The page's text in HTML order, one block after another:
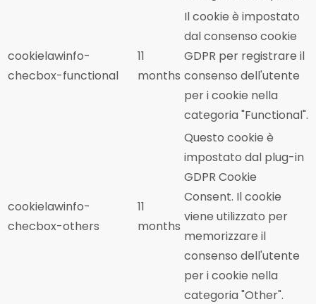
cookielawinfo-
checbox-functional
11
months
Il cookie è impostato
dal consenso cookie
GDPR per registrare il
consenso dell'utente
per i cookie nella
categoria "Functional".
cookielawinfo-
checbox-others
11
months
Questo cookie è
impostato dal plug-in
GDPR Cookie
Consent. Il cookie
viene utilizzato per
memorizzare il
consenso dell'utente
per i cookie nella
categoria "Other".